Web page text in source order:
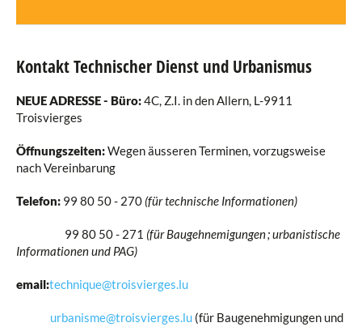
Kontakt Technischer Dienst und Urbanismus
NEUE ADRESSE - Büro:4C, Z.I. in den Allern, L-9911
Troisvierges
Öffnungszeiten:Wegen äusseren Terminen, vorzugsweise
nach Vereinbarung
Telefon: 99 80 50 - 270 (für technische Informationen)
99 80 50 - 271 (für Baugehnemigungen ; urbanistische
Informationen und PAG)
email:technique@troisvierges.lu
urbanisme@troisvierges.lu (für Baugenehmigungen und